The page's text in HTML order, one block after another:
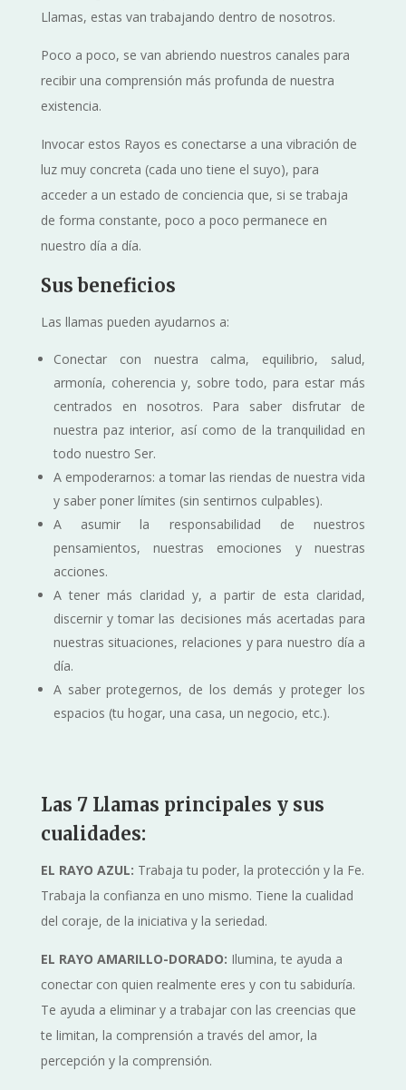
Llamas, estas van trabajando dentro de nosotros.
Poco a poco, se van abriendo nuestros canales para
recibir una comprensión más profunda de nuestra
existencia.
Invocar estos Rayos es conectarse a una vibración de
luz muy concreta (cada uno tiene el suyo), para
acceder a un estado de conciencia que, si se trabaja
de forma constante, poco a poco permanece en
nuestro día a día.
Sus beneficios
Las llamas pueden ayudarnos a:
Conectar con nuestra calma, equilibrio, salud,
armonía, coherencia y, sobre todo, para estar más
centrados en nosotros. Para saber disfrutar de
nuestra paz interior, así como de la tranquilidad en
todo nuestro Ser.
A empoderarnos: a tomar las riendas de nuestra vida
y saber poner límites (sin sentirnos culpables).
A asumir la responsabilidad de nuestros
pensamientos, nuestras emociones y nuestras
acciones.
A tener más claridad y, a partir de esta claridad,
discernir y tomar las decisiones más acertadas para
nuestras situaciones, relaciones y para nuestro día a
día.
A saber protegernos, de los demás y proteger los
espacios (tu hogar, una casa, un negocio, etc.).
Las 7 Llamas principales y sus
cualidades:
EL RAYO AZUL: Trabaja tu poder, la protección y la Fe.
Trabaja la confianza en uno mismo. Tiene la cualidad
del coraje, de la iniciativa y la seriedad.
EL RAYO AMARILLO-DORADO: Ilumina, te ayuda a
conectar con quien realmente eres y con tu sabiduría.
Te ayuda a eliminar y a trabajar con las creencias que
te limitan, la comprensión a través del amor, la
percepción y la comprensión.